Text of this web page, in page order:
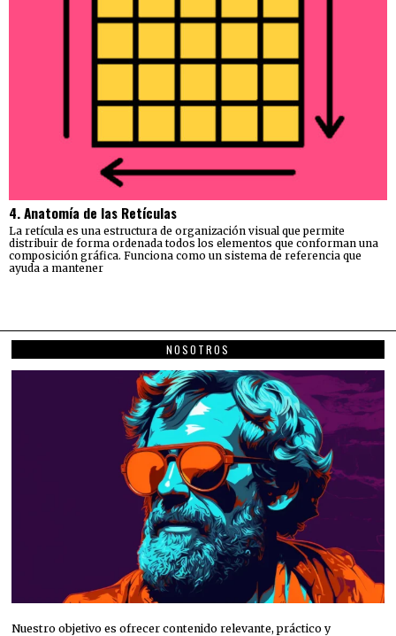
4. Anatomía de las Retículas
La retícula es una estructura de organización visual que permite
distribuir de forma ordenada todos los elementos que conforman una
composición gráfica. Funciona como un sistema de referencia que
ayuda a mantener
NOSOTROS
Nuestro objetivo es ofrecer contenido relevante, práctico y